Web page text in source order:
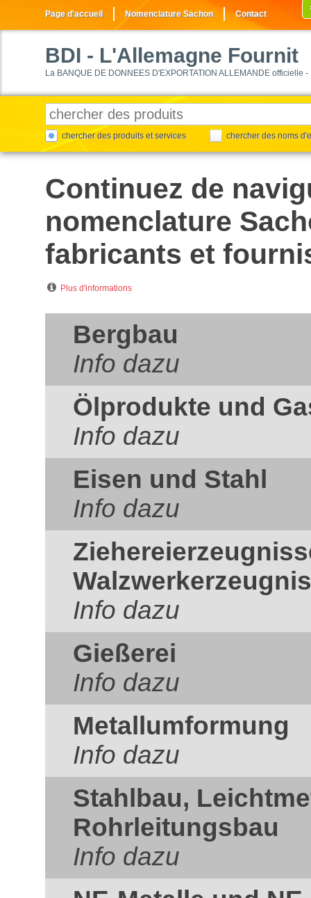
Page d'accueil Nomenclature Sachon Contact
BDI - L'Allemagne Fournit
La BANQUE DE DONNEES D'EXPORTATION ALLEMANDE officielle
chercher des produits et services chercher des noms
Continuez de
nomenclature
fabricants et
Plus d'informations
Bergbau
Info dazu
Ölprodukte und
Info dazu
Eisen und Stahl
Info dazu
Info dazu
Gießerei
Info dazu
Metallumformung
Info dazu
Stahlbau,
Rohrleitungsbau
Info dazu